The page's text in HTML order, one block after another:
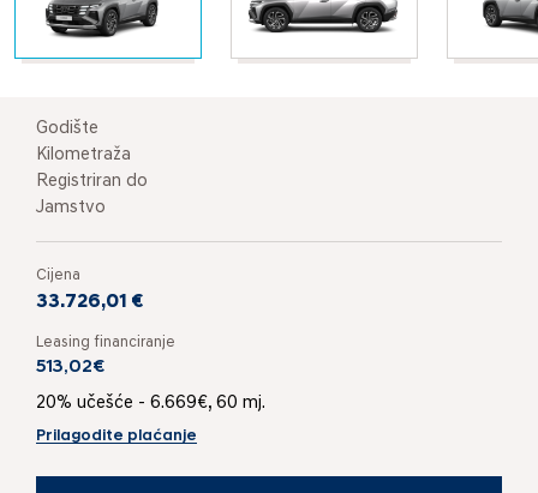
Godište
Kilometraža
Registriran do
Jamstvo
Cijena
33.726,01 €
Leasing financiranje
513,02€
20% učešće - 6.669€, 60 mj.
Prilagodite plaćanje